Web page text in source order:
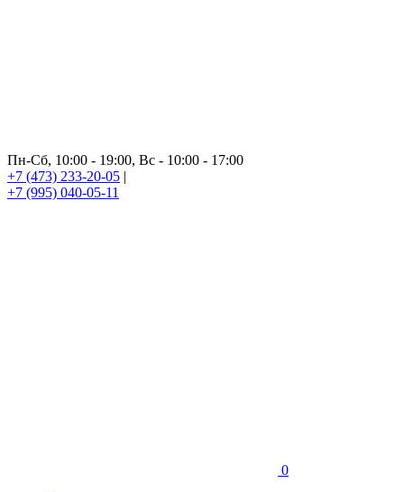
Пн-Сб, 10:00 - 19:00, Вс - 10:00 - 17:00
+7 (473) 233-20-05 |
+7 (995) 040-05-11
0